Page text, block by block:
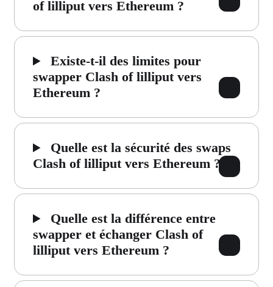
of lilliput vers Ethereum ?
Existe-t-il des limites pour
swapper Clash of lilliput vers
Ethereum ?
Quelle est la sécurité des swaps
Clash of lilliput vers Ethereum ?
Quelle est la différence entre
swapper et échanger Clash of
lilliput vers Ethereum ?